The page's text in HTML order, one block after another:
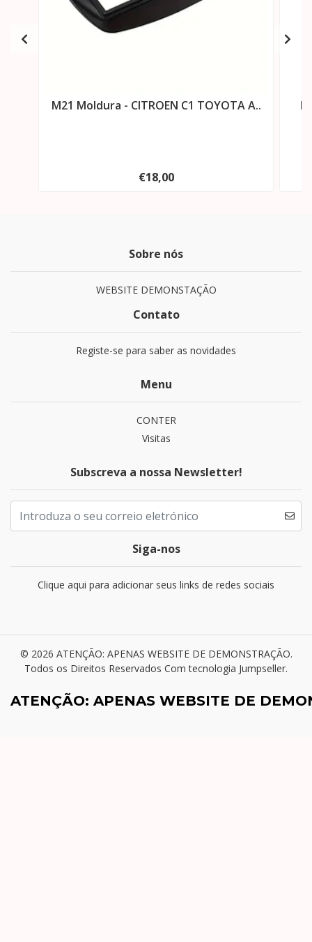
M21 Moldura - CITROEN C1 TOYOTA A..
€18,00
Sobre nós
WEBSITE DEMONSTAÇÃO
Contato
Registe-se para saber as novidades
Menu
CONTER
Visitas
Subscreva a nossa Newsletter!
Siga-nos
Clique aqui para adicionar seus links de redes sociais
© 2026 ATENÇÃO: APENAS WEBSITE DE DEMONSTRAÇÃO.
Todos os Direitos Reservados Com tecnologia Jumpseller.
ATENÇÃO: APENAS WEBSITE DE